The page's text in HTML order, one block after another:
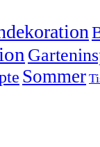
Sommer